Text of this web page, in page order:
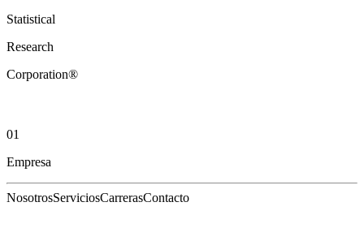
Statistical
Research
Corporation®
01
Empresa
NosotrosServiciosCarrerasContacto